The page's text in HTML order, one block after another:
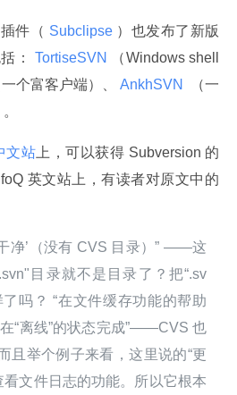
件（ Subclipse ）也发布了新版
：
TortiseSVN
（Windows shell
一个富客户端）、 AnkhSVN
（一
文站 上，可以获得 Subversion 的
英文站上，有读者对原文中的
净’（没有 CVS 目录）” ——这
目录就不是目录了？把“.sv
了吗？ “在文件缓存功能的帮助
“离线”的状态完成”——CVS 也
且举个例子来看，这里说的“更
看文件日志的功能。所以它根本